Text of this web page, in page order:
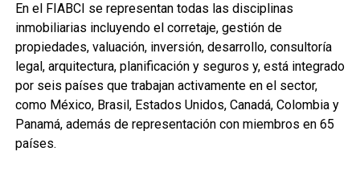
En el FIABCI se representan todas las disciplinas
inmobiliarias incluyendo el corretaje, gestión de
propiedades, valuación, inversión, desarrollo, consultoría
legal, arquitectura, planificación y seguros y, está integrado
por seis países que trabajan activamente en el sector,
como México, Brasil, Estados Unidos, Canadá, Colombia y
Panamá, además de representación con miembros en 65
países.